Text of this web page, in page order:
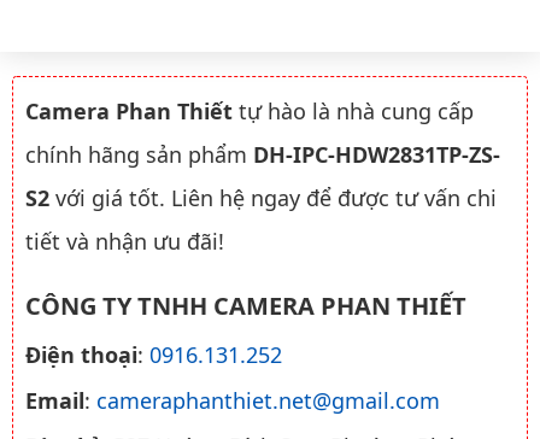
Camera Phan Thiết tự hào là nhà cung cấp
chính hãng sản phẩm DH-IPC-HDW2831TP-ZS-
S2 với giá tốt. Liên hệ ngay để được tư vấn chi
tiết và nhận ưu đãi!
CÔNG TY TNHH CAMERA PHAN THIẾT
Điện thoại: 0916.131.252
Email: cameraphanthiet.net@gmail.com